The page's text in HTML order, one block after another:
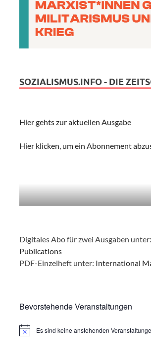
SOZIALISMUS.INFO - DIE
Hier gehts zur aktuellen Ausgabe
Hier klicken, um ein Abonnement
Digitales Abo für zwei Ausgaben unter:
Publications
PDF-Einzelheft unter: International
Bevorstehende Veranstaltungen
HinweisEs sind keine anstehenden